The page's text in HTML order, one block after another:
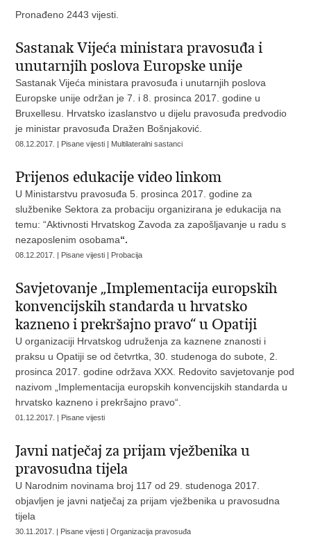
Pronađeno 2443 vijesti.
Sastanak Vijeća ministara pravosuđa i
unutarnjih poslova Europske unije
Sastanak Vijeća ministara pravosuđa i unutarnjih poslova
Europske unije održan je 7. i 8. prosinca 2017. godine u
Bruxellesu. Hrvatsko izaslanstvo u dijelu pravosuđa predvodio
je ministar pravosuđa Dražen Bošnjaković.
08.12.2017. | Pisane vijesti | Multilateralni sastanci
Prijenos edukacije video linkom
U Ministarstvu pravosuđa 5. prosinca 2017. godine za
službenike Sektora za probaciju organizirana je edukacija na
temu: “Aktivnosti Hrvatskog Zavoda za zapošljavanje u radu s
nezaposlenim osobama“.
08.12.2017. | Pisane vijesti | Probacija
Savjetovanje „Implementacija europskih
konvencijskih standarda u hrvatsko
kazneno i prekršajno pravo“ u Opatiji
U organizaciji Hrvatskog udruženja za kaznene znanosti i
praksu u Opatiji se od četvrtka, 30. studenoga do subote, 2.
prosinca 2017. godine održava XXX. Redovito savjetovanje pod
nazivom „Implementacija europskih konvencijskih standarda u
hrvatsko kazneno i prekršajno pravo“.
01.12.2017. | Pisane vijesti
Javni natječaj za prijam vježbenika u
pravosudna tijela
U Narodnim novinama broj 117 od 29. studenoga 2017.
objavljen je javni natječaj za prijam vježbenika u pravosudna
tijela
30.11.2017. | Pisane vijesti | Organizacija pravosuđa